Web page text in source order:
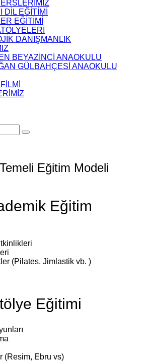
DİL EĞİTİMİ
EĞİTİMİ
DANIŞMANLIK
BEYAZİNCİ ANAOKULU
GÜLBAHÇESİ ANAOKULU
Eğitim Modeli
Eğitim
(Pilates, Jimlastik vb. )
Eğitimi
(Resim, Ebru vs)